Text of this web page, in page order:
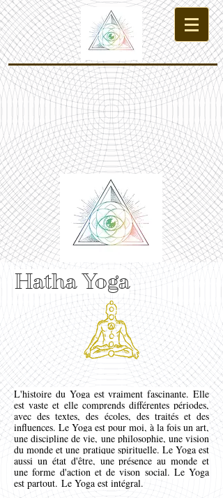
HathaYoga
L'histoire du Yoga est vraiment fascinante. Elle
est vaste et elle comprends différentes périodes,
avec des textes, des écoles, des traités et des
influences. Le Yoga est pour moi, à la fois un art,
une discipline de vie, une philosophie, une vision
du monde et une pratique spirituelle. Le Yoga est
aussi un état d'être, une présence au monde et
une forme d'action et de vison social. Le Yoga
est partout. Le Yoga est intégral.